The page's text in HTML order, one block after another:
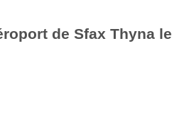
de Sfax Thyna le